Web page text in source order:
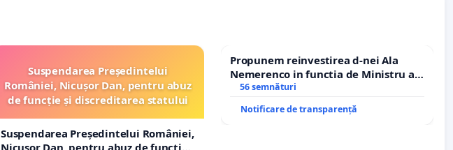
Suspendarea Președintelui
României, Nicușor Dan, pentru abuz
de funcție și discreditarea statului
Suspendarea Președintelui României,
Nicușor Dan, pentru abuz de funcție
Propunem reinvestirea d-nei Ala
Nemerenco in functia de Ministru al
Sanatatii
56 semnături
Notificare de transparență